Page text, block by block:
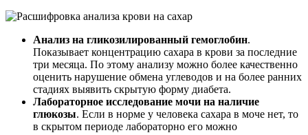
Анализ на гликозилированный гемоглобин.
Показывает концентрацию сахара в крови за последние
три месяца. По этому анализу можно более качественно
оценить нарушение обмена углеводов и на более ранних
стадиях выявить скрытую форму диабета.
Лабораторное исследование мочи на наличие
глюкозы. Если в норме у человека сахара в моче нет, то
в скрытом периоде лабораторно его можно